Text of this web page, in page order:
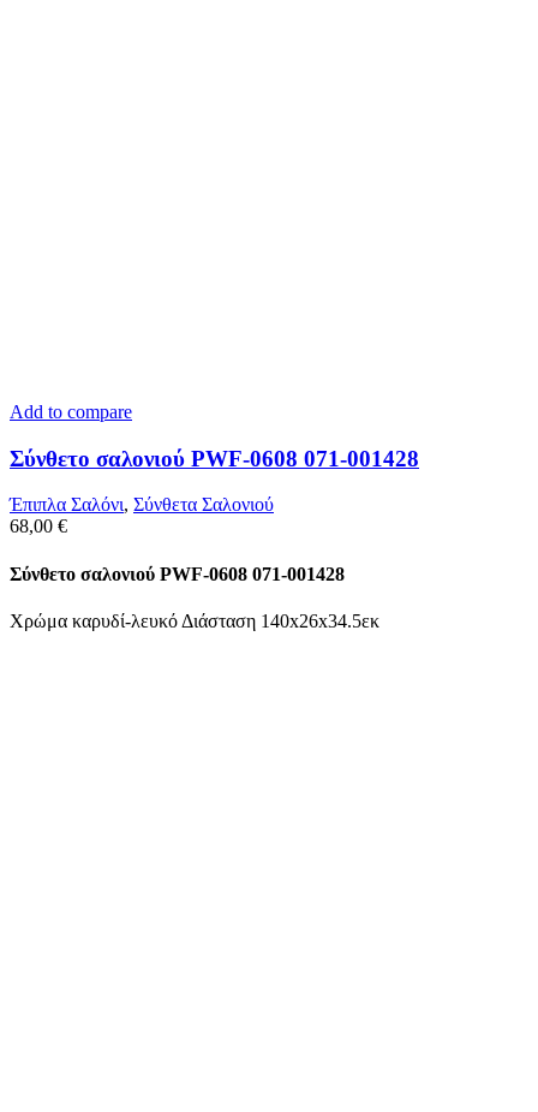
Add to compare
Σύνθετο σαλονιού PWF-0608 071-001428
Έπιπλα Σαλόνι, Σύνθετα Σαλονιού
68,00 €
Σύνθετο σαλονιού PWF-0608 071-001428
Χρώμα καρυδί-λευκό Διάσταση 140x26x34.5εκ